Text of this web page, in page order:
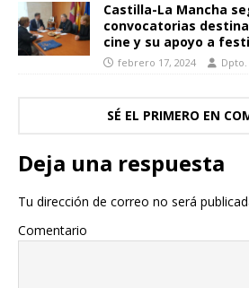
Castilla-La Mancha
convocatorias
cine y su apoyo a
febrero 17, 2024
SÉ EL PRIMERO EN
Deja una respuesta
Tu dirección de correo no será
Comentario